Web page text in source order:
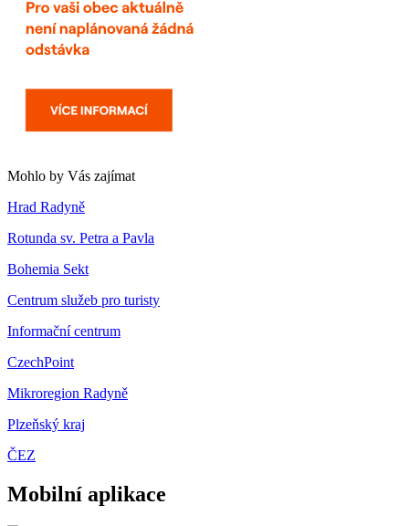
Mohlo by Vás zajímat
Hrad Radyně
Rotunda sv. Petra a Pavla
Bohemia Sekt
Centrum služeb pro turisty
Informační centrum
CzechPoint
Mikroregion Radyně
Plzeňský kraj
ČEZ
Mobilní aplikace